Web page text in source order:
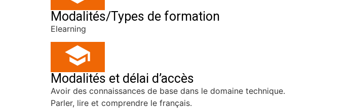
Modalités/Types de formation
Elearning
Modalités et délai d’accès
Avoir des connaissances de base dans le domaine technique.
Parler, lire et comprendre le français.